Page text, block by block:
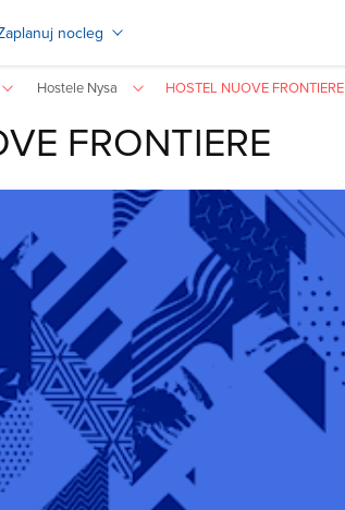
nocleg
Hostele Nysa HOSTEL NUOVE FRONTIERE
FRONTIERE